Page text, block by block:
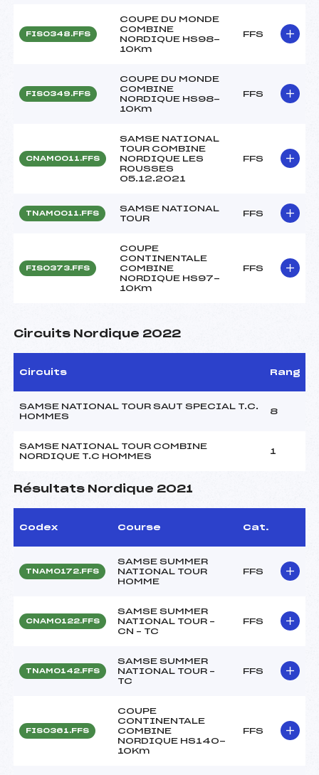
FIS0348.FFS
COUPE DU MONDE
COMBINE
NORDIQUE HS98-
10Km
FFS
FIS0349.FFS
COUPE DU MONDE
COMBINE
NORDIQUE HS98-
10Km
FFS
CNAM0011.FFS
SAMSE NATIONAL
TOUR COMBINE
NORDIQUE LES
ROUSSES
05.12.2021
FFS
TNAM0011.FFS
SAMSE NATIONAL
TOUR
FFS
FIS0373.FFS
COUPE
CONTINENTALE
COMBINE
NORDIQUE HS97-
10Km
FFS
Circuits Nordique 2022
Circuits Rang
SAMSE NATIONAL TOUR SAUT SPECIAL T.C.
HOMMES
8
SAMSE NATIONAL TOUR COMBINE
NORDIQUE T.C HOMMES
1
Résultats Nordique 2021
Codex Course Cat.
TNAM0172.FFS
SAMSE SUMMER
NATIONAL TOUR
HOMME
FFS
CNAM0122.FFS
SAMSE SUMMER
NATIONAL TOUR –
CN – TC
FFS
TNAM0142.FFS
SAMSE SUMMER
NATIONAL TOUR –
TC
FFS
FIS0361.FFS
COUPE
CONTINENTALE
COMBINE
NORDIQUE HS140-
10Km
FFS